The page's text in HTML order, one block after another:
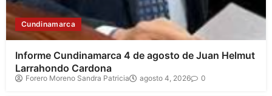
Cundinamarca
Informe Cundinamarca 4 de agosto de Juan Helmut
Larrahondo Cardona
Forero Moreno Sandra Patricia agosto 4, 2026 0
Cundinamarca